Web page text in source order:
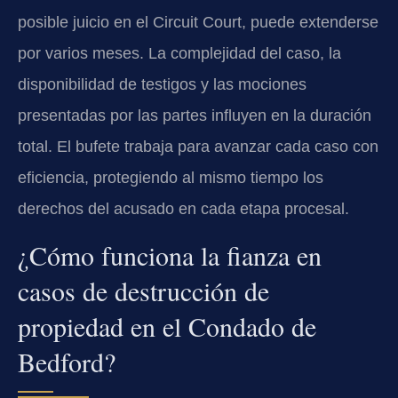
posible juicio en el Circuit Court, puede extenderse
por varios meses. La complejidad del caso, la
disponibilidad de testigos y las mociones
presentadas por las partes influyen en la duración
total. El bufete trabaja para avanzar cada caso con
eficiencia, protegiendo al mismo tiempo los
derechos del acusado en cada etapa procesal.
¿Cómo funciona la fianza en
casos de destrucción de
propiedad en el Condado de
Bedford?